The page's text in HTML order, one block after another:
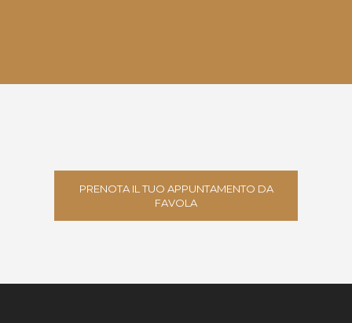
PRENOTA IL TUO APPUNTAMENTO DA
FAVOLA